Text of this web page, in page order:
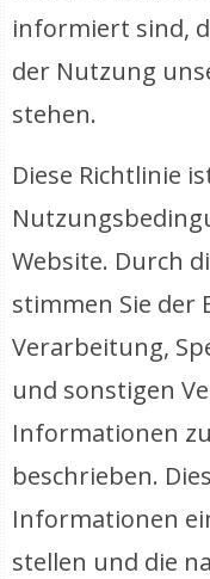
informiert sind,
der Nutzung
stehen.
Diese Richtlinie
Website. Durch
stimmen Sie der
Verarbeitung,
und sonstigen
Informationen
beschrieben.
Informationen
stellen und die